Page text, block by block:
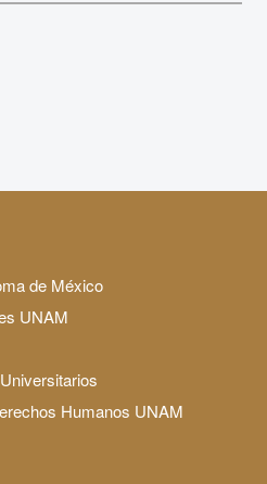
de México
UNAM
Humanos UNAM